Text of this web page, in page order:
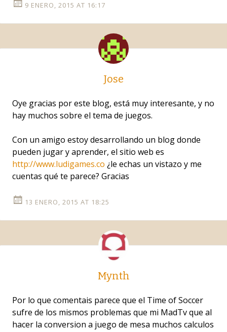
9 ENERO, 2015 AT 16:17
Jose
Oye gracias por este blog, está muy interesante, y no
hay muchos sobre el tema de juegos.
Con un amigo estoy desarrollando un blog donde
pueden jugar y aprender, el sitio web es
http://www.ludigames.co ¿le echas un vistazo y me
cuentas qué te parece? Gracias
13 ENERO, 2015 AT 18:25
Mynth
Por lo que comentais parece que el Time of Soccer
sufre de los mismos problemas que mi MadTv que al
hacer la conversion a juego de mesa muchos calculos